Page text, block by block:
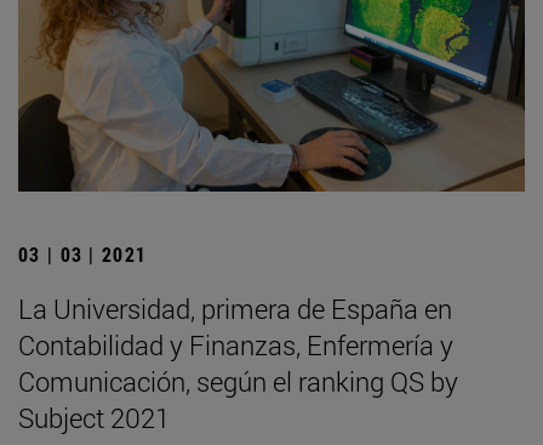
03 | 03 | 2021
La Universidad, primera de España en
Contabilidad y Finanzas, Enfermería y
Comunicación, según el ranking QS by
Subject 2021